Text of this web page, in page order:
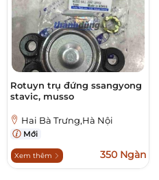
Rotuyn trụ đứng ssangyong
stavic, musso
Hai Bà Trưng,Hà Nội
Mới
Xem thêm 350 Ngàn